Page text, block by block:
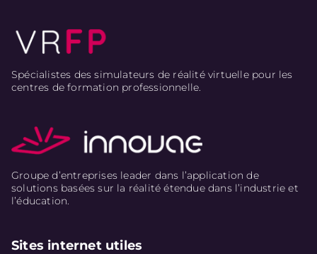
Spécialistes des simulateurs de réalité virtuelle pour les
centres de formation professionnelle.
Groupe d’entreprises leader dans l’application de
solutions basées sur la réalité étendue dans l’industrie et
l’éducation.
Sites internet utiles